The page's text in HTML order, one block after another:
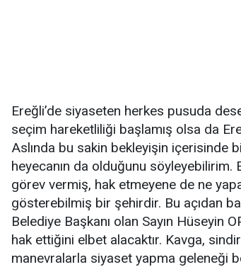
Ereğli’de siyaseten herkes pusuda
seçim hareketliliği başlamış olsa da
Aslında bu sakin bekleyişin içerisinde
heyecanın da olduğunu söyleyebilirim.
görev vermiş, hak etmeyene de ne
gösterebilmiş bir şehirdir. Bu açıdan
Belediye Başkanı olan Sayın Hüseyin
hak ettiğini elbet alacaktır. Kavga,
manevralarla siyaset yapma geleneği